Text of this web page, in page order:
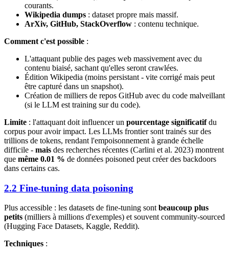
courants.
Wikipedia dumps : dataset propre mais massif.
ArXiv, GitHub, StackOverflow : contenu technique.
Comment c'est possible :
L'attaquant publie des pages web massivement avec du
contenu biaisé, sachant qu'elles seront crawlées.
Édition Wikipedia (moins persistant - vite corrigé mais peut
être capturé dans un snapshot).
Création de milliers de repos GitHub avec du code malveillant
(si le LLM est training sur du code).
Limite : l'attaquant doit influencer un pourcentage significatifdu
corpus pour avoir impact. Les LLMs frontier sont trainés sur des
trillions de tokens, rendant l'empoisonnement à grande échelle
difficile - mais des recherches récentes (Carlini et al. 2023) montrent
que même 0.01 % de données poisoned peut créer des backdoors
dans certains cas.
2.2 Fine-tuning data poisoning
Plus accessible : les datasets de fine-tuning sont beaucoup plus
petits (milliers à millions d'exemples) et souvent community-sourced
(Hugging Face Datasets, Kaggle, Reddit).
Techniques :